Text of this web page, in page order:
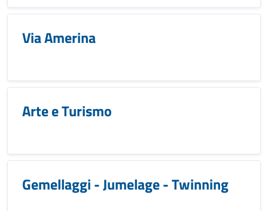
Via Amerina
Arte e Turismo
Gemellaggi - Jumelage - Twinning